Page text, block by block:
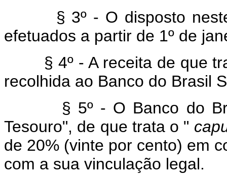
§ 3º - O disposto neste
efetuados a partir de 1º de
§ 4º - A receita de que
recolhida ao Banco do Brasil
§ 5º - O Banco do
Tesouro", de que trata o "
de 20% (vinte por cento) em
com a sua vinculação legal.